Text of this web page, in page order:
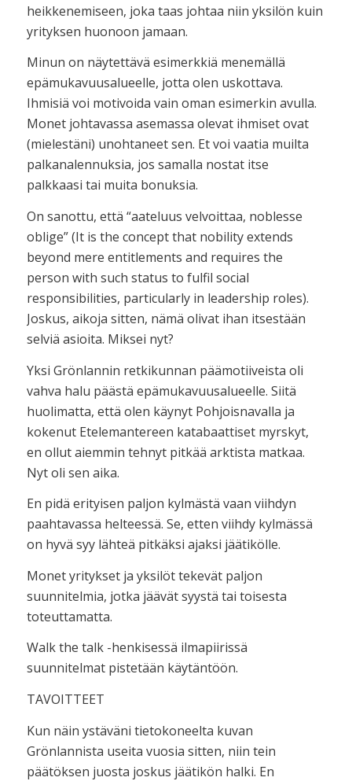
heikkenemiseen, joka taas johtaa niin yksilön kuin
yrityksen huonoon jamaan.
Minun on näytettävä esimerkkiä menemällä
epämukavuusalueelle, jotta olen uskottava.
Ihmisiä voi motivoida vain oman esimerkin avulla.
Monet johtavassa asemassa olevat ihmiset ovat
(mielestäni) unohtaneet sen. Et voi vaatia muilta
palkanalennuksia, jos samalla nostat itse
palkkaasi tai muita bonuksia.
On sanottu, että “aateluus velvoittaa, noblesse
oblige” (It is the concept that nobility extends
beyond mere entitlements and requires the
person with such status to fulfil social
responsibilities, particularly in leadership roles).
Joskus, aikoja sitten, nämä olivat ihan itsestään
selviä asioita. Miksei nyt?
Yksi Grönlannin retkikunnan päämotiiveista oli
vahva halu päästä epämukavuusalueelle. Siitä
huolimatta, että olen käynyt Pohjoisnavalla ja
kokenut Etelemantereen katabaattiset myrskyt,
en ollut aiemmin tehnyt pitkää arktista matkaa.
Nyt oli sen aika.
En pidä erityisen paljon kylmästä vaan viihdyn
paahtavassa helteessä. Se, etten viihdy kylmässä
on hyvä syy lähteä pitkäksi ajaksi jäätikölle.
Monet yritykset ja yksilöt tekevät paljon
suunnitelmia, jotka jäävät syystä tai toisesta
toteuttamatta.
Walk the talk -henkisessä ilmapiirissä
suunnitelmat pistetään käytäntöön.
TAVOITTEET
Kun näin ystäväni tietokoneelta kuvan
Grönlannista useita vuosia sitten, niin tein
päätöksen juosta joskus jäätikön halki. En